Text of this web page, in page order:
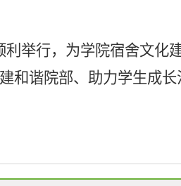
利举行，为学院宿舍文化
和谐院部、助力学生成